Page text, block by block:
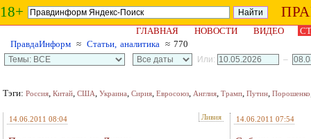
18+
ГЛАВНАЯ НОВОСТИ ВИДЕО
ПравдаИнформ ≈ Статьи, аналитика ≈ 770
Или: –
Тэги: Россия, Китай, США, Украина, Сирия, Евросоюз, Англия, Трамп, Путин, Порошенко
14.06.2011 08:04 Ливия 14.06.2011 07:54